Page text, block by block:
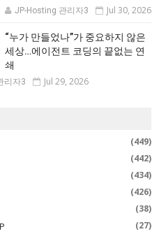
JP-Hosting 관리자3 Jul 30, 2026
“누가 만들었나”가 중요하지 않은
세상…에이전트 코딩의 끝없는 연
쇄
리자3 Jul 29, 2026
(449)
(442)
(434)
(426)
(38)
(27)